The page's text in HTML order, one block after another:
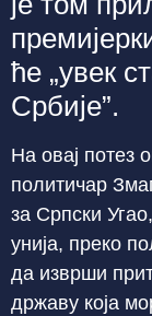
ће „увек
Србије”.
На овај потез
политичар
за Српски
унија, преко
да изврши
државу која